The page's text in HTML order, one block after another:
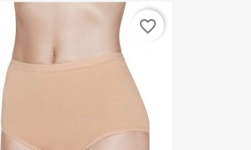
favorite_border